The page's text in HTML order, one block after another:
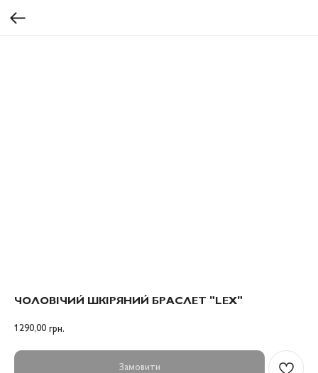
ЧОЛОВІЧИЙ ШКІРЯНИЙ БРАСЛЕТ "LEX"
1290,00 грн.
Замовити